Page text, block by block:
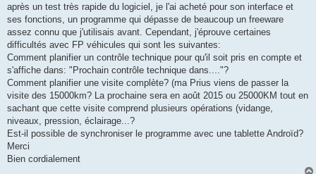
a
g
après un test très rapide du logiciel, je l'ai acheté pour son interface et
ses fonctions, un programme qui dépasse de beaucoup un freeware
assez connu que j'utilisais avant. Cependant, j'éprouve certaines
difficultés avec FP véhicules qui sont les suivantes:
Comment planifier un contrôle technique pour qu'il soit pris en compte et
s'affiche dans: "Prochain contrôle technique dans...."?
Comment planifier une visite complète? (ma Prius viens de passer la
visite des 15000km? La prochaine sera en août 2015 ou 25000KM tout en
sachant que cette visite comprend plusieurs opérations (vidange,
niveaux, pression, éclairage...?
Est-il possible de synchroniser le programme avec une tablette Androïd?
Merci
Bien cordialement